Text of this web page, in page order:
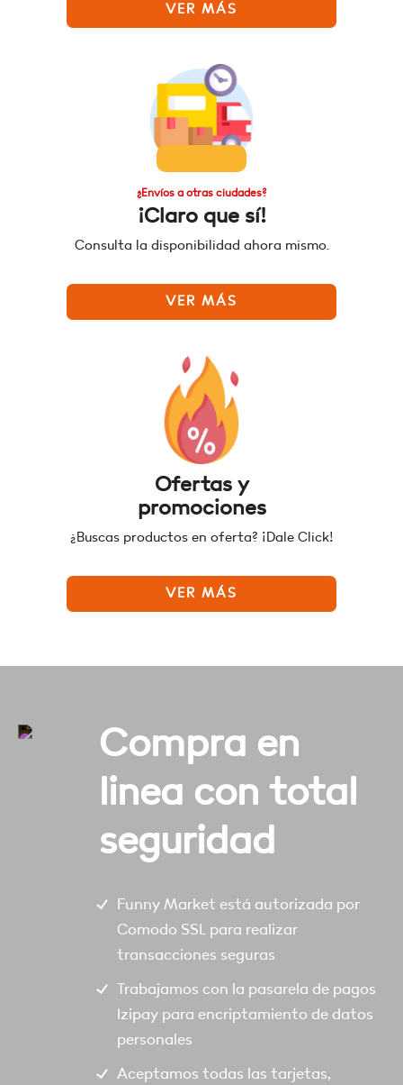
VER MÁS
¿Envíos a otras ciudades?
¡Claro que sí!
Consulta la disponibilidad ahora mismo.
VER MÁS
Ofertas y
promociones
¿Buscas productos en oferta? ¡Dale Click!
VER MÁS
Compra en
linea con total
seguridad
Funny Market está autorizada por
Comodo SSL para realizar
transacciones seguras
Trabajamos con la pasarela de pagos
Izipay para encriptamiento de datos
personales
Aceptamos todas las tarjetas,